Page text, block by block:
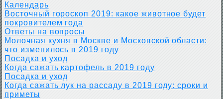
Календарь
Восточный гороскоп 2019: какое животное будет
покровителем года
Ответы на вопросы
Молочная кухня в Москве и Московской области:
что изменилось в 2019 году
Посадка и уход
Когда сажать картофель в 2019 году
Посадка и уход
Когда сажать лук на рассаду в 2019 году: сроки и
приметы